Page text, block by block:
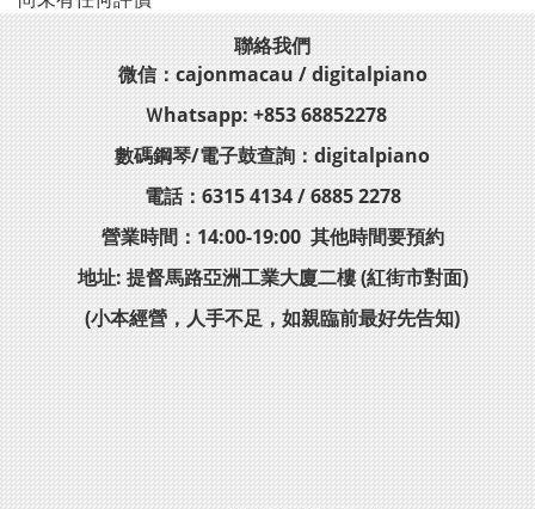
聯絡我們
微信：cajonmacau / digitalpiano
Ｗhatsapp: +853 68852278
數碼鋼琴/電子鼓查詢：digitalpiano
電話：6315 4134 / 6885 2278
營業時間：14:00-19:00 其他時間要預約
地址: 提督馬路亞洲工業大廈二樓 (紅街市對面)
(小本經營，人手不足，如親臨前最好先告知)